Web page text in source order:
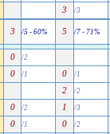
3 /3
3 /5 - 60% 5 /7 - 71%
0 /2
0 /1 0 /1
2 /2
0 /2 1 /3
0 /1 0 /2